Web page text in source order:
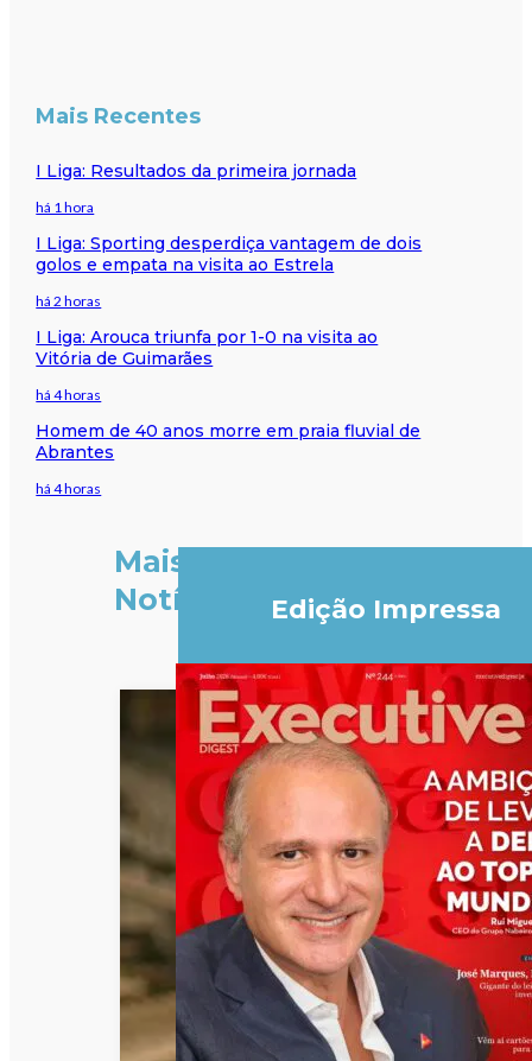
Mais Recentes
I Liga: Resultados da primeira jornada
há 1 hora
I Liga: Sporting desperdiça vantagem de dois
golos e empata na visita ao Estrela
há 2 horas
I Liga: Arouca triunfa por 1-0 na visita ao
Vitória de Guimarães
há 4 horas
Homem de 40 anos morre em praia fluvial de
Abrantes
há 4 horas
Mais
Notícias
Edição Impressa